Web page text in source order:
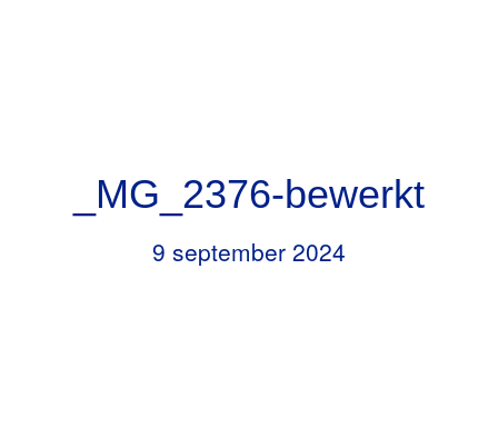
inhoud_MG_2376-bewerkt
9 september 2024